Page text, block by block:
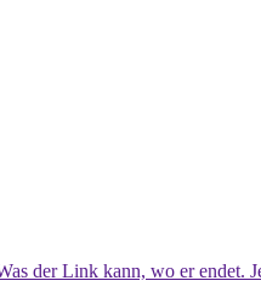
der Link kann, wo er endet.